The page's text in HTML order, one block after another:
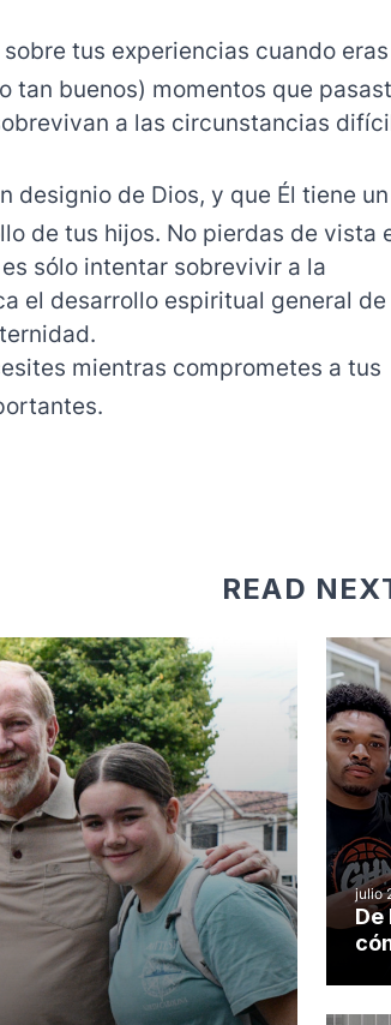
tus experiencias cuando eras
tan buenos) momentos que
a las circunstancias
designio de Dios, y que Él tiene un
de tus hijos. No pierdas de vista
sólo intentar sobrevivir a la
el desarrollo espiritual general de
mientras comprometes a tus
READ
julio
De